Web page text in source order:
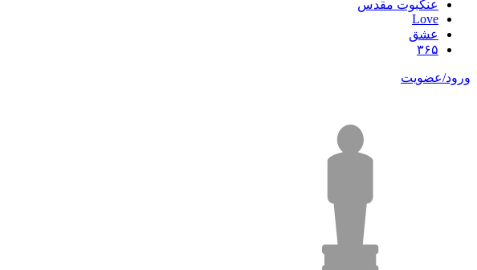
عنکبوت مقدس
Love
عشق
۳۶۵
ورود/عضویت